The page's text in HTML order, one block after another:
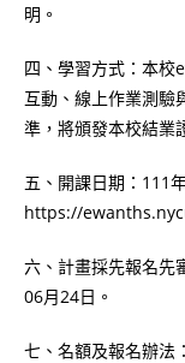
明。
四、學習方式：本校
互動、線上作業測驗
準，將頒發本校結業
五、開課日期：111
https://
六、計畫採先報名先
06月24日。
七、名額及報名辦法